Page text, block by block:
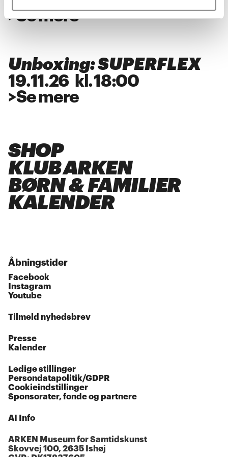
>Se mere
Unboxing: SUPERFLEX
19.11 .26 kl.18:00
>Se mere
SHOP
KLUB ARKEN
BØRN & FAMILIER
KALENDER
Åbningstider
Facebook
Instagram
Youtube
Tilmeld nyhedsbrev
Presse
Kalender
Ledige stillinger
Persondatapolitik/GDPR
Cookieindstillinger
Sponsorater, fonde og partnere
AI Info
ARKEN Museum for Samtidskunst
Skovvej 100, 2635 Ishøj